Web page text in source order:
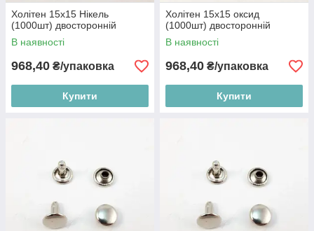
Холітен 15x15 Нікель
(1000шт) двосторонній
В наявності
968,40 ₴/упаковка
Купити
Холітен 15x15 оксид
(1000шт) двосторонній
В наявності
968,40 ₴/упаковка
Купити